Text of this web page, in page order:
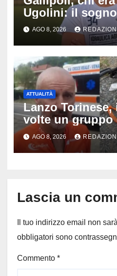
Ugolini: il
medico e la
capitano, il
per il 19enne
AGO 8, 2026
ATTUALITÀ
Lanzo Torinese,
volte un
dopo una lite:
73enne, il
ferito
AGO 8, 2026
Lascia un
Il tuo indirizzo email non
obbligatori sono
Commento *